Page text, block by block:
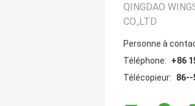
QINGDAO
CO.,LTD
Personne à
Téléphone:
+86
Télécopieur:
86--